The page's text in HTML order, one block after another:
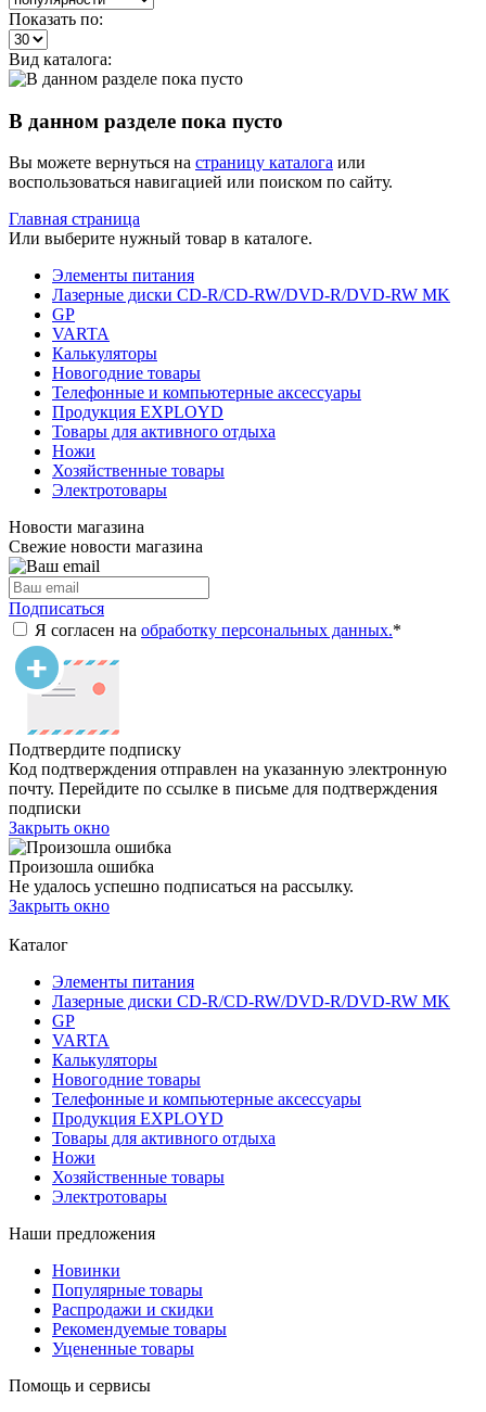
Показать по:
Вид каталога:
В данном разделе пока пусто
Вы можете вернуться на страницу каталога или
воспользоваться навигацией или поиском по сайту.
Главная страница
Или выберите нужный товар в каталоге.
Элементы питания
Лазерные диски CD-R/CD-RW/DVD-R/DVD-RW MK
GP
VARTA
Калькуляторы
Новогодние товары
Телефонные и компьютерные аксессуары
Продукция EXPLOYD
Товары для активного отдыха
Ножи
Хозяйственные товары
Электротовары
Новости магазина
Свежие новости магазина
Подписаться
Я согласен на обработку персональных данных.*
Подтвердите подписку
Код подтверждения отправлен на указанную электронную
почту. Перейдите по ссылке в письме для подтверждения
подписки
Закрыть окно
Произошла ошибка
Не удалось успешно подписаться на рассылку.
Закрыть окно
Каталог
Элементы питания
Лазерные диски CD-R/CD-RW/DVD-R/DVD-RW MK
GP
VARTA
Калькуляторы
Новогодние товары
Телефонные и компьютерные аксессуары
Продукция EXPLOYD
Товары для активного отдыха
Ножи
Хозяйственные товары
Электротовары
Наши предложения
Новинки
Популярные товары
Распродажи и скидки
Рекомендуемые товары
Уцененные товары
Помощь и сервисы